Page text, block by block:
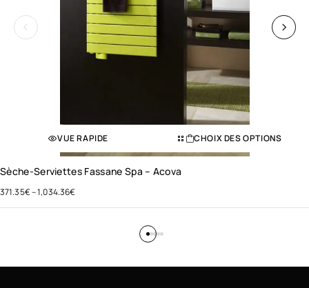
VUE RAPIDE CHOIX DES OPTIONS
Sèche-Serviettes Fassane Spa – Acova
371.35€–1,034.36€